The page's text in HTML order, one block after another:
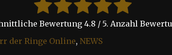
Bewertung 4.8 / 5. Anzahl
der Ringe Online, NEWS